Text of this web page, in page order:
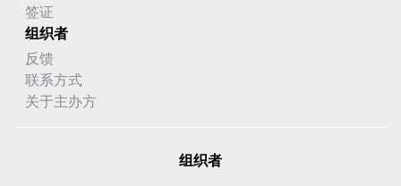
签证
组织者
反馈
联系方式
关于主办方
组织者